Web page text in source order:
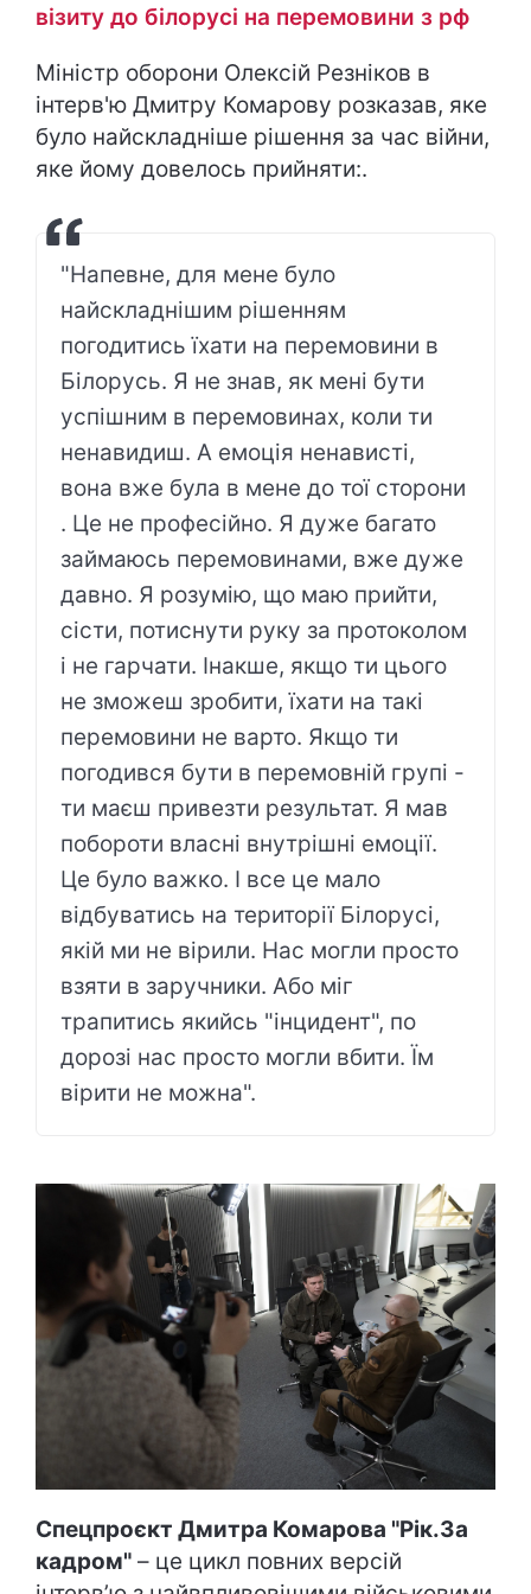
візиту до білорусі на перемовини з рф
Міністр оборони Олексій Резніков в
інтерв'ю Дмитру Комарову розказав, яке
було найскладніше рішення за час війни,
яке йому довелось прийняти:.
"Напевне, для мене було
найскладнішим рішенням
погодитись їхати на перемовини в
Білорусь. Я не знав, як мені бути
успішним в перемовинах, коли ти
ненавидиш. А емоція ненависті,
вона вже була в мене до тої сторони
. Це не професійно. Я дуже багато
займаюсь перемовинами, вже дуже
давно. Я розумію, що маю прийти,
сісти, потиснути руку за протоколом
і не гарчати. Інакше, якщо ти цього
не зможеш зробити, їхати на такі
перемовини не варто. Якщо ти
погодився бути в перемовній групі -
ти маєш привезти результат. Я мав
побороти власні внутрішні емоції.
Це було важко. І все це мало
відбуватись на території Білорусі,
якій ми не вірили. Нас могли просто
взяти в заручники. Або міг
трапитись якийсь "інцидент", по
дорозі нас просто могли вбити. Їм
вірити не можна".
Спецпроєкт Дмитра Комарова "Рік.За
кадром" – це цикл повних версій